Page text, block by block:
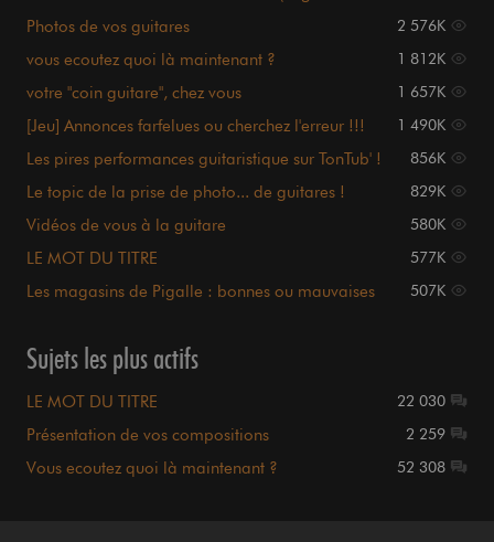
Photos de vos guitares 2 576K
vous ecoutez quoi là maintenant ? 1 812K
votre "coin guitare", chez vous 1 657K
[Jeu] Annonces farfelues ou cherchez l'erreur !!! 1 490K
Les pires performances guitaristique sur TonTub' ! 856K
Le topic de la prise de photo... de guitares ! 829K
Vidéos de vous à la guitare 580K
LE MOT DU TITRE 577K
Les magasins de Pigalle : bonnes ou mauvaises
507K
Sujets les plus actifs
LE MOT DU TITRE 22 030
Présentation de vos compositions 2 259
Vous ecoutez quoi là maintenant ? 52 308